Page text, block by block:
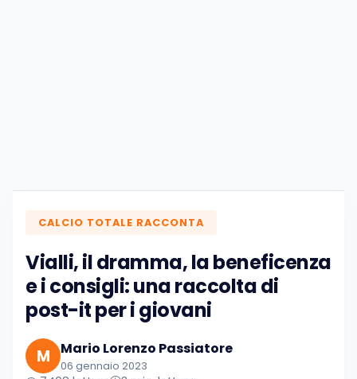
CALCIO TOTALE RACCONTA
Vialli, il dramma, la beneficenza
e i consigli: una raccolta di
post-it per i giovani
M Mario Lorenzo Passiatore
06 gennaio 2023